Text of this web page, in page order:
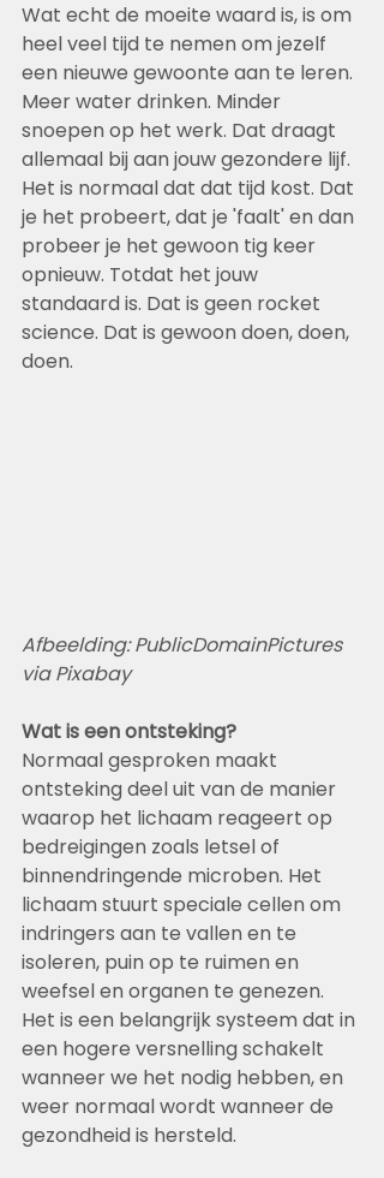
Wat echt de moeite waard is, is om
heel veel tijd te nemen om jezelf
een nieuwe gewoonte aan te leren.
Meer water drinken. Minder
snoepen op het werk. Dat draagt
allemaal bij aan jouw gezondere lijf.
Het is normaal dat dat tijd kost. Dat
je het probeert, dat je 'faalt' en dan
probeer je het gewoon tig keer
opnieuw. Totdat het jouw
standaard is. Dat is geen rocket
science. Dat is gewoon doen, doen,
doen.
Afbeelding: PublicDomainPictures
via Pixabay
Wat is een ontsteking?
Normaal gesproken maakt
ontsteking deel uit van de manier
waarop het lichaam reageert op
bedreigingen zoals letsel of
binnendringende microben. Het
lichaam stuurt speciale cellen om
indringers aan te vallen en te
isoleren, puin op te ruimen en
weefsel en organen te genezen.
Het is een belangrijk systeem dat in
een hogere versnelling schakelt
wanneer we het nodig hebben, en
weer normaal wordt wanneer de
gezondheid is hersteld.